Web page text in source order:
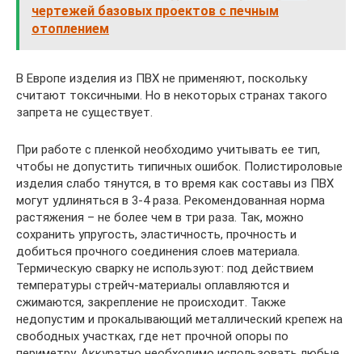
чертежей базовых проектов с печным
отоплением
В Европе изделия из ПВХ не применяют, поскольку
считают токсичными. Но в некоторых странах такого
запрета не существует.
При работе с пленкой необходимо учитывать ее тип,
чтобы не допустить типичных ошибок. Полистироловые
изделия слабо тянутся, в то время как составы из ПВХ
могут удлиняться в 3-4 раза. Рекомендованная норма
растяжения – не более чем в три раза. Так, можно
сохранить упругость, эластичность, прочность и
добиться прочного соединения слоев материала.
Термическую сварку не используют: под действием
температуры стрейч-материалы оплавляются и
сжимаются, закрепление не происходит. Также
недопустим и прокалывающий металлический крепеж на
свободных участках, где нет прочной опоры по